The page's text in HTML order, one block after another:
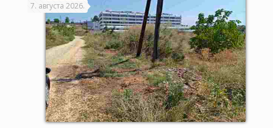
7. августа 2026.